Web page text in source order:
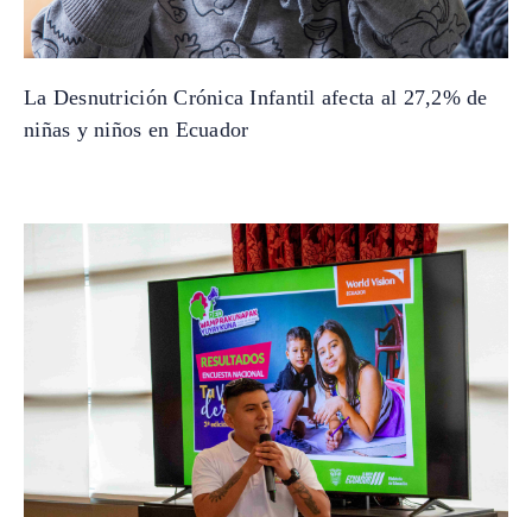
La Desnutrición Crónica Infantil afecta al 27,2% de
niñas y niños en Ecuador